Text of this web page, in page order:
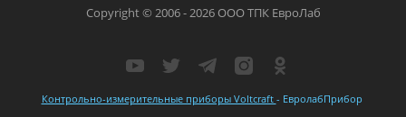
Контрольно-измерительные приборы Voltcraft - ЕвролабПрибор
Copyright © 2006 - 2026 ООО ТПК ЕвроЛаб